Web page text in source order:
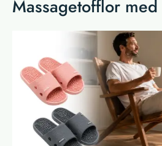
Massagetofflor